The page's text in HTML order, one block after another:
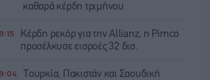
καθαρά κέρδη τριμήνου
Κέρδη ρεκόρ για την Allianz, η Pimco
προσέλκυσε εισροές 32 δισ.
Τουρκία, Πακιστάν και Σαουδική